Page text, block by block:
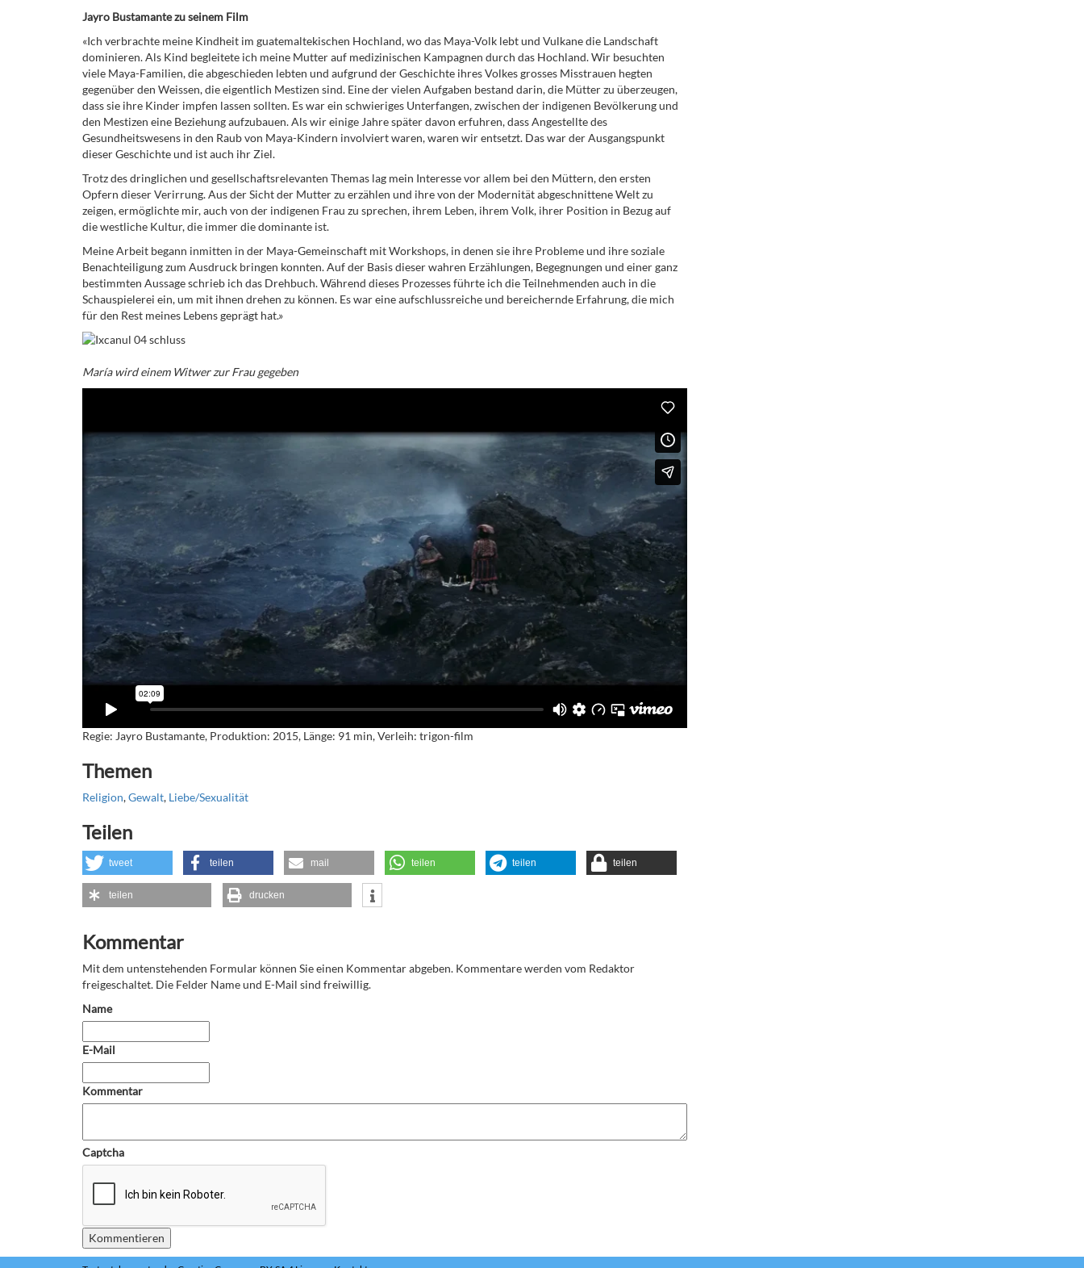
Jayro Bustamante zu seinem Film
«Ich verbrachte meine Kindheit im guatemaltekischen Hochland, wo das Maya-Volk lebt und Vulkane die Landschaft
dominieren. Als Kind begleitete ich meine Mutter auf medizinischen Kampagnen durch das Hochland. Wir besuchten
viele Maya-Familien, die abgeschieden lebten und aufgrund der Geschichte ihres Volkes grosses Misstrauen hegten
gegenüber den Weissen, die eigentlich Mestizen sind. Eine der vielen Aufgaben bestand darin, die Mütter zu überzeugen,
dass sie ihre Kinder impfen lassen sollten. Es war ein schwieriges Unterfangen, zwischen der indigenen Bevölkerung und
den Mestizen eine Beziehung aufzubauen. Als wir einige Jahre später davon erfuhren, dass Angestellte des
Gesundheitswesens in den Raub von Maya-Kindern involviert waren, waren wir entsetzt. Das war der Ausgangspunkt
dieser Geschichte und ist auch ihr Ziel.
Trotz des dringlichen und gesellschaftsrelevanten Themas lag mein Interesse vor allem bei den Müttern, den ersten
Opfern dieser Verirrung. Aus der Sicht der Mutter zu erzählen und ihre von der Modernität abgeschnittene Welt zu
zeigen, ermöglichte mir, auch von der indigenen Frau zu sprechen, ihrem Leben, ihrem Volk, ihrer Position in Bezug auf
die westliche Kultur, die immer die dominante ist.
Meine Arbeit begann inmitten in der Maya-Gemeinschaft mit Workshops, in denen sie ihre Probleme und ihre soziale
Benachteiligung zum Ausdruck bringen konnten. Auf der Basis dieser wahren Erzählungen, Begegnungen und einer ganz
bestimmten Aussage schrieb ich das Drehbuch. Während dieses Prozesses führte ich die Teilnehmenden auch in die
Schauspielerei ein, um mit ihnen drehen zu können. Es war eine aufschlussreiche und bereichernde Erfahrung, die mich
für den Rest meines Lebens geprägt hat.»
María wird einem Witwer zur Frau gegeben
Regie: Jayro Bustamante, Produktion: 2015, Länge: 91 min, Verleih: trigon-film
Themen
Religion,Gewalt, Liebe/Sexualität
Teilen
tweet teilen mail teilen teilen teilen
teilen drucken
Kommentar
Mit dem untenstehenden Formular können Sie einen Kommentar abgeben. Kommentare werden vom Redaktor
freigeschaltet. Die Felder Name und E-Mail sind freiwillig.
Name
E-Mail
Kommentar
Captcha